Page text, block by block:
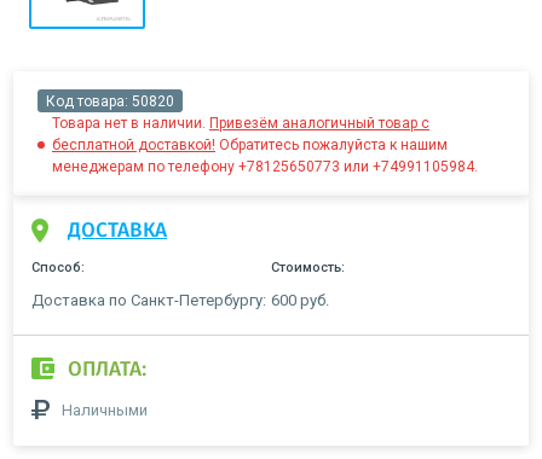
Код товара: 50820
Товара нет в наличии. Привезём аналогичный товар с
бесплатной доставкой! Обратитесь пожалуйста к нашим
менеджерам по телефону +78125650773 или +74991105984.
ДОСТАВКА
Способ: Стоимость:
Доставка по Санкт-Петербургу: 600 руб.
ОПЛАТА:
Наличными